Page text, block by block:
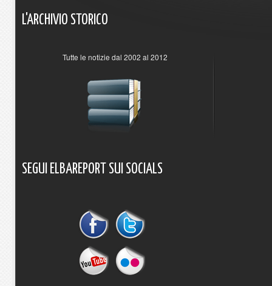
L'ARCHIVIO STORICO
Tutte le notizie dal 2002 al 2012
SEGUI ELBAREPORT SUI SOCIALS